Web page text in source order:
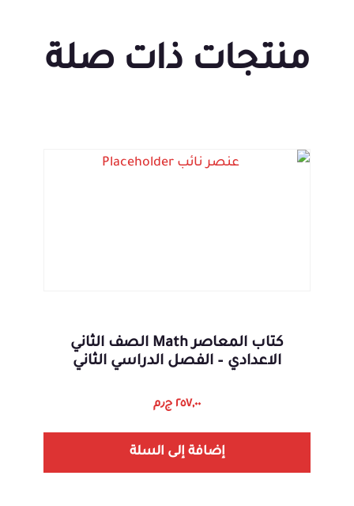
منتجات ذات صلة
كتاب المعاصر Math الصف الثاني
الاعدادي – الفصل الدراسي الثاني
٢٥٧,٠٠ ج٫م
إضافة إلى السلة